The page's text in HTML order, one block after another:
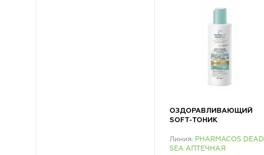
ОЗДОРАВЛИВАЮЩИЙ
SOFT-ТОНИК
шеи и декольте
Линия PHARMACOS DEAD
SEA АПТЕЧНАЯ